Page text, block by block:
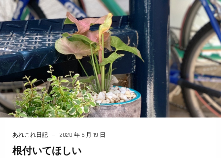
あれこれ日記 2020 年 5 月 19 日
根付いてほしい